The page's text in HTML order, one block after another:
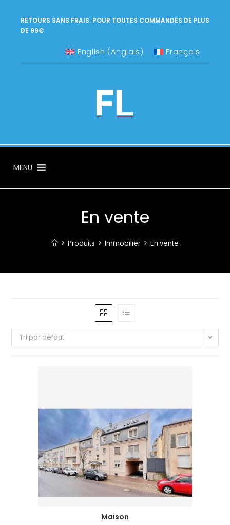
RETOURS SANS FRAIS. POUR TOUTES COMMANDES DE PLUS
DE 99€
English (Anglais ) Français
MENU
En vente
> Produits > Immobilier > En vente
Tri par défaut
Maison